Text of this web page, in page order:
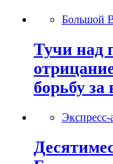
Большой
Тучи над
борьбу за
Экспресс-